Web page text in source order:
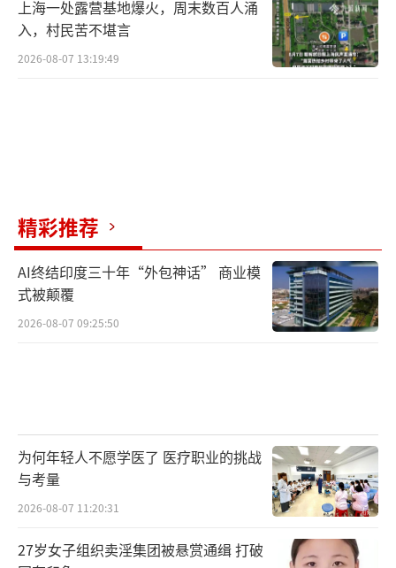
上海一处露营基地爆火，周末数百人涌
入，村民苦不堪言
2026-08-07 13:19:49
精彩推荐
AI终结印度三十年“外包神话” 商业模
式被颠覆
2026-08-07 09:25:50
为何年轻人不愿学医了 医疗职业的挑战
与考量
2026-08-07 11:20:31
27岁女子组织卖淫集团被悬赏通缉 打破